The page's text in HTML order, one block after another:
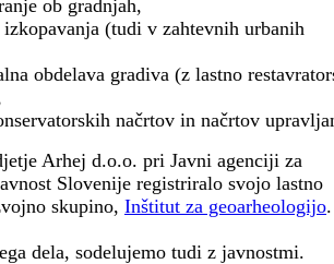
ob gradnjah,
izkopavanja (tudi v zahtevnih urbanih
obdelava gradiva (z lastno
načrtov in načrtov
Arhej d.o.o. pri Javni agenciji za
Slovenije registriralo svojo lastno
skupino, Inštitut za geoarheologijo.
dela, sodelujemo tudi z javnostmi.